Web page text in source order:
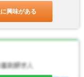
興味がある